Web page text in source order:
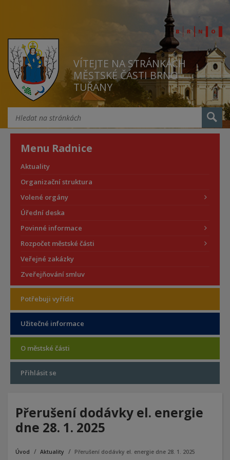
VÍTEJTE NA STRÁNKÁCH
MĚSTSKÉ ČÁSTI BRNO
TUŘANY
Menu Radnice
Aktuality
Organizační struktura
Volené orgány
Úřední deska
Povinné informace
Rozpočet městské části
Veřejné zakázky
Zveřejňování smluv
Potřebuji vyřídit
Užitečné informace
O městské části
Přihlásit se
Přerušení dodávky el. energie
dne 28. 1. 2025
Úvod Aktuality Přerušení dodávky el. energie dne 28. 1. 2025